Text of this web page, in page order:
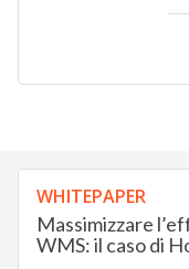
WHITEPAPER
Massimizzare
WMS: il caso di